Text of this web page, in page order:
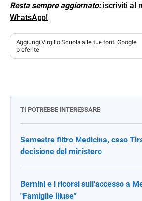
Resta sempre aggiornato: iscriviti al
WhatsApp!
Aggiungi Virgilio Scuola alle tue fonti Google
preferite
TI POTREBBE INTERESSARE
Semestre filtro Medicina, caso
decisione del ministero
Bernini e i ricorsi sull'accesso a
"Famiglie illuse"